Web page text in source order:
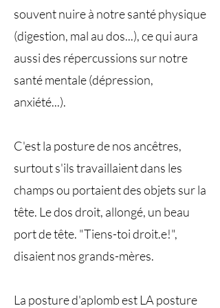
souvent nuire à notre santé physique
(digestion, mal au dos...), ce qui aura
aussi des répercussions sur notre
santé mentale (dépression,
anxiété...).
C'est la posture de nos ancêtres,
surtout s'ils travaillaient dans les
champs ou portaient des objets sur la
tête. Le dos droit, allongé, un beau
port de tête. "Tiens-toi droit.e!",
disaient nos grands-mères.
La posture d'aplomb est LA posture